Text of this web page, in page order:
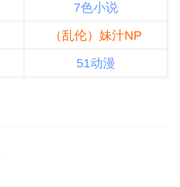
7色小说
（乱伦）妹汁NP
51动漫